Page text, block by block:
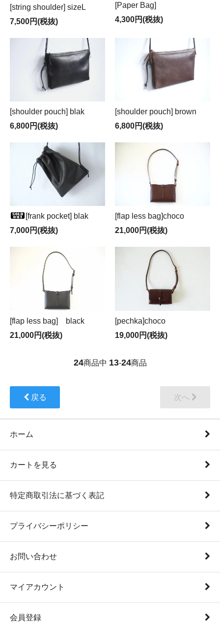
[string shoulder] sizeL
7,500円(税抜)
[Paper Bag]
4,300円(税抜)
[shoulder pouch] blak
6,800円(税抜)
[shoulder pouch] brown
6,800円(税抜)
[frank pocket] blak
7,000円(税抜)
[flap less bag]choco
21,000円(税抜)
[flap less bag] black
21,000円(税抜)
[pechka]choco
19,000円(税抜)
24商品中 13-24商品
戻る 次へ
ホーム
カートを見る
特定商取引法に基づく表記
プライバシーポリシー
お問い合わせ
マイアカウント
会員登録